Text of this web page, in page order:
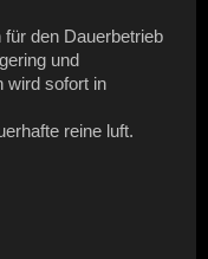
den Dauerbetrieb
und
wird sofort in
reine luft.